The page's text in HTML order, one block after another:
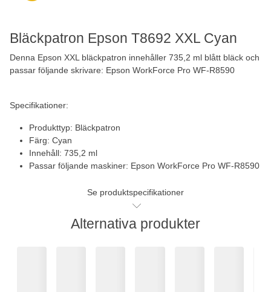
Bläckpatron Epson T8692 XXL Cyan
Denna Epson XXL bläckpatron innehåller 735,2 ml blått bläck och
passar följande skrivare: Epson WorkForce Pro WF-R8590
Specifikationer:
Produkttyp: Bläckpatron
Färg: Cyan
Innehåll: 735,2 ml
Passar följande maskiner: Epson WorkForce Pro WF-R8590
Se produktspecifikationer
Alternativa produkter